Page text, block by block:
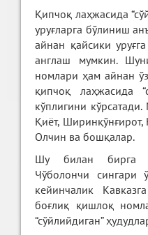
Қипчоқ лаҳжасида
уруғларга бўлиниш
айнан қайсики
англаш мумкин.
номлари ҳам айнан
қипчоқ лаҳжасида
кўплигини
Қиёт,
Олчин ва бошқалар.
Шу билан бирга
Чўболончи сингари
кейинчалик
боғлиқ қишлоқ
“сўйлийдиган”